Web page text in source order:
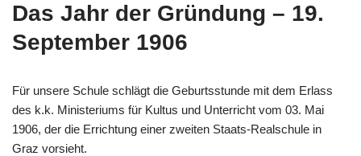
Das Jahr der Gründung – 19.
September 1906
Für unsere Schule schlägt die Geburtsstunde mit dem Erlass
des k.k. Ministeriums für Kultus und Unterricht vom 03. Mai
1906, der die Errichtung einer zweiten Staats-Realschule in
Graz vorsieht.